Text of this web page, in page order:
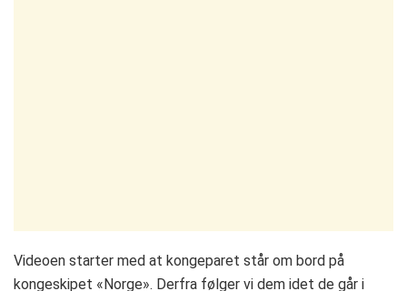
Videoen starter med at kongeparet står om bord på
kongeskipet «Norge». Derfra følger vi dem idet de går i